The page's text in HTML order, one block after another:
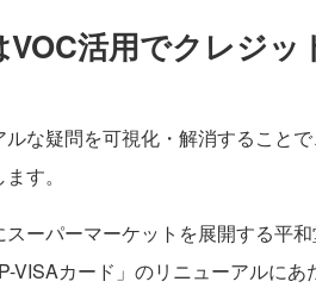
VOC活用でクレジッ
な疑問を可視化・解消すること
す。
ーパーマーケットを展開する平
VISAカード」のリニューアルに